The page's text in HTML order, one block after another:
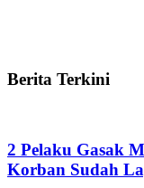
Berita Terkini
2 Pelaku Gasak
Korban Sudah